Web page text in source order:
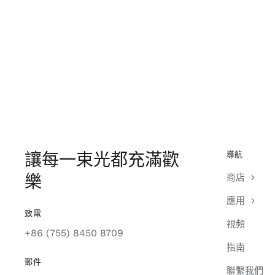
讓每一束光都充滿歡
樂
致電
+86 (755) 8450 8709
郵件
導航
商店
應用
視頻
指南
聯繫我們